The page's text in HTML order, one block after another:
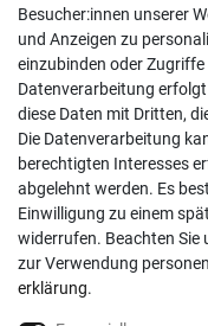
Mo-Fr, 9:00 - 18:00 Uhr
Sa, 9:00 - 13:00 Uhr
Kundenkonto
Registrieren
Login
Hilfe
Informationen
Besucher:innen unserer
und Anzeigen zu
einzubinden oder
Datenverarbeitung
diese Daten mit Dritten,
Die Datenverarbeitung
berechtigten Interesses
abgelehnt werden. Es
Einwilligung zu einem
widerrufen. Beachten Sie
zur Verwendung
erklärung.